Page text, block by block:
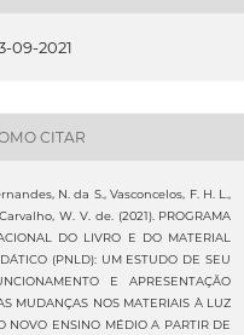
09-2021
CITAR
N. da S., Vasconcelos, F. H. L.,
W. V. de. (2021). PROGRAMA
DO LIVRO E DO MATERIAL
(PNLD): UM ESTUDO DE SEU
E APRESENTAÇÃO
MUDANÇAS NOS MATERIAIS À LUZ
NOVO ENSINO MÉDIO A PARTIR DE